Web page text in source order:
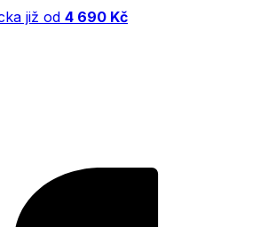
již od 4 690 Kč